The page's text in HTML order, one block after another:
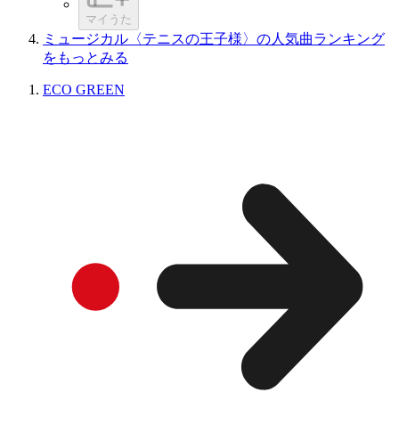
マイうた
ミュージカル〈テニスの王子様〉の人気曲ランキング
をもっとみる
ECO GREEN